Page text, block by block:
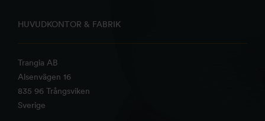
HUVUDKONTOR & FABRIK
Trangia AB
Alsenvägen 16
835 96 Trångsviken
Sverige